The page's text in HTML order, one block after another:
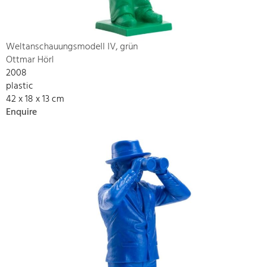
Weltanschauungsmodell IV, grün
Ottmar Hörl
2008
plastic
42 x 18 x 13 cm
Enquire